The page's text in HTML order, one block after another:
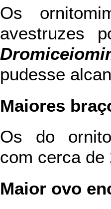
Os
avestruzes
pudesse
Maiores
Os do
com cerca de
Maior ovo